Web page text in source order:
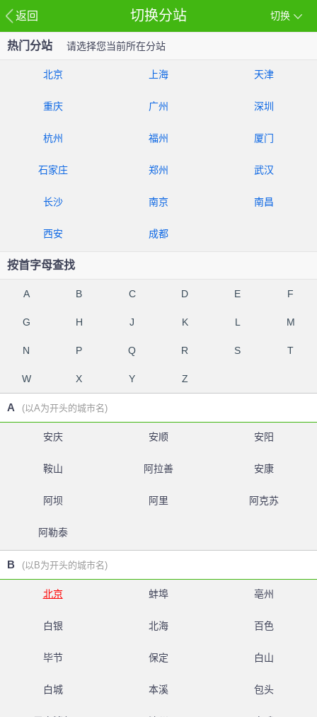
返回 切换
切换分站
热门分站 请选择您当前所在分站
北京 上海 天津
重庆 广州 深圳
杭州 福州 厦门
石家庄 郑州 武汉
长沙 南京 南昌
西安 成都
按首字母查找
A B C D E F
G H J K L M
N P Q R S T
W X Y Z
A (以A为开头的城市名)
安庆 安顺 安阳
鞍山 阿拉善 安康
阿坝 阿里 阿克苏
阿勒泰
B (以B为开头的城市名)
北京 蚌埠 亳州
白银 北海 百色
毕节 保定 白山
白城 本溪 包头